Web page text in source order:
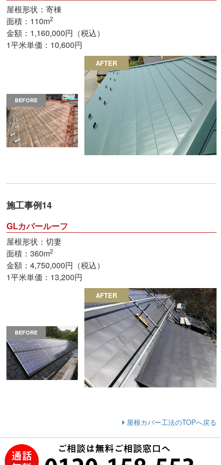
屋根形状：寄棟
面積：110m2
金額：1,160,000円（税込）
1平米単価：10,600円
BEFORE
AFTER
施工事例14
GLカバールーフ
屋根形状：切妻
面積：360m2
金額：4,750,000円（税込）
1平米単価：13,200円
BEFORE
AFTER
屋根カバー工法のTOPへ戻る